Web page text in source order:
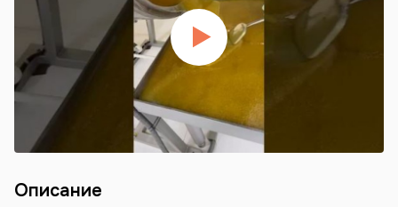
Описание